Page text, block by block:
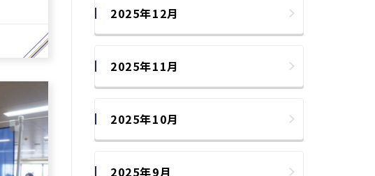
2025年12月
2025年11月
2025年10月
2025年9月